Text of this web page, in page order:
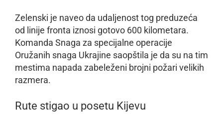
Zelenski je naveo da udaljenost tog preduzeća
od linije fronta iznosi gotovo 600 kilometara.
Komanda Snaga za specijalne operacije
Oružanih snaga Ukrajine saopštila je da su na tim
mestima napada zabeleženi brojni požari velikih
razmera.
Rute stigao u posetu Kijevu